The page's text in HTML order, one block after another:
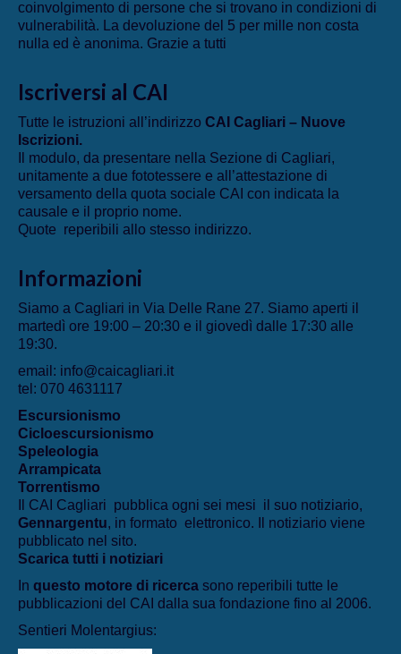
coinvolgimento di persone che si trovano in condizioni di
vulnerabilità. La devoluzione del 5 per mille non costa
nulla ed è anonima. Grazie a tutti
Iscriversi al CAI
Tutte le istruzioni all’indirizzo CAI Cagliari – Nuove
Iscrizioni.
Il modulo, da presentare nella Sezione di Cagliari,
unitamente a due fototessere e all’attestazione di
versamento della quota sociale CAI con indicata la
causale e il proprio nome.
Quote reperibili allo stesso indirizzo.
Informazioni
Siamo a Cagliari in Via Delle Rane 27. Siamo aperti il
martedì ore 19:00 – 20:30 e il giovedì dalle 17:30 alle
19:30.
email: info@caicagliari.it
tel: 070 4631117
Escursionismo
Cicloescursionismo
Speleologia
Arrampicata
Torrentismo
Il CAI Cagliari pubblica ogni sei mesi il suo notiziario,
Gennargentu, in formato elettronico. Il notiziario viene
pubblicato nel sito.
Scarica tutti i notiziari
In questo motore di ricerca sono reperibili tutte le
pubblicazioni del CAI dalla sua fondazione fino al 2006.
Sentieri Molentargius: